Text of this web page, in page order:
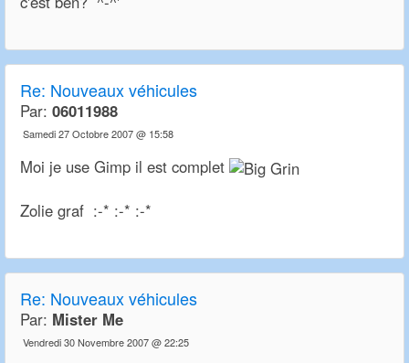
Re: Nouveaux véhicules
Par: 06011988
Samedi 27 Octobre 2007 @ 15:58
Moi je use Gimp il est complet
Zolie graf :-* :-* :-*
Re: Nouveaux véhicules
Par: Mister Me
Vendredi 30 Novembre 2007 @ 22:25